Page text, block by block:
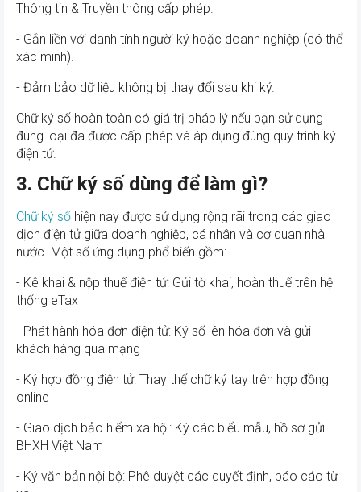
Thông tin & Truyền thông cấp phép.
- Gắn liền với danh tính người ký hoặc doanh nghiệp (có thể
xác minh).
- Đảm bảo dữ liệu không bị thay đổi sau khi ký.
Chữ ký số hoàn toàn có giá trị pháp lý nếu bạn sử dụng
đúng loại đã được cấp phép và áp dụng đúng quy trình ký
điện tử.
3. Chữ ký số dùng để làm gì?
Chữ ký số hiện nay được sử dụng rộng rãi trong các giao
dịch điện tử giữa doanh nghiệp, cá nhân và cơ quan nhà
nước. Một số ứng dụng phổ biến gồm:
- Kê khai & nộp thuế điện tử: Gửi tờ khai, hoàn thuế trên hệ
thống eTax
- Phát hành hóa đơn điện tử: Ký số lên hóa đơn và gửi
khách hàng qua mạng
- Ký hợp đồng điện tử: Thay thế chữ ký tay trên hợp đồng
online
- Giao dịch bảo hiểm xã hội: Ký các biểu mẫu, hồ sơ gửi
BHXH Việt Nam
- Ký văn bản nội bộ: Phê duyệt các quyết định, báo cáo từ